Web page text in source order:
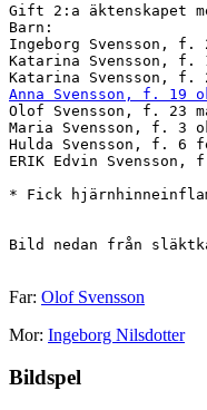
Gift 2:a äktenskapet
Barn:
Ingeborg Svensson, f.
Katarina Svensson, f.
Anna Svensson, f. 19
Olof Svensson, f. 23
Maria Svensson, f. 3
Hulda Svensson, f. 6
ERIK Edvin
* Fick
Far: Olof Svensson
Mor: Ingeborg Nilsdotter
Bildspel